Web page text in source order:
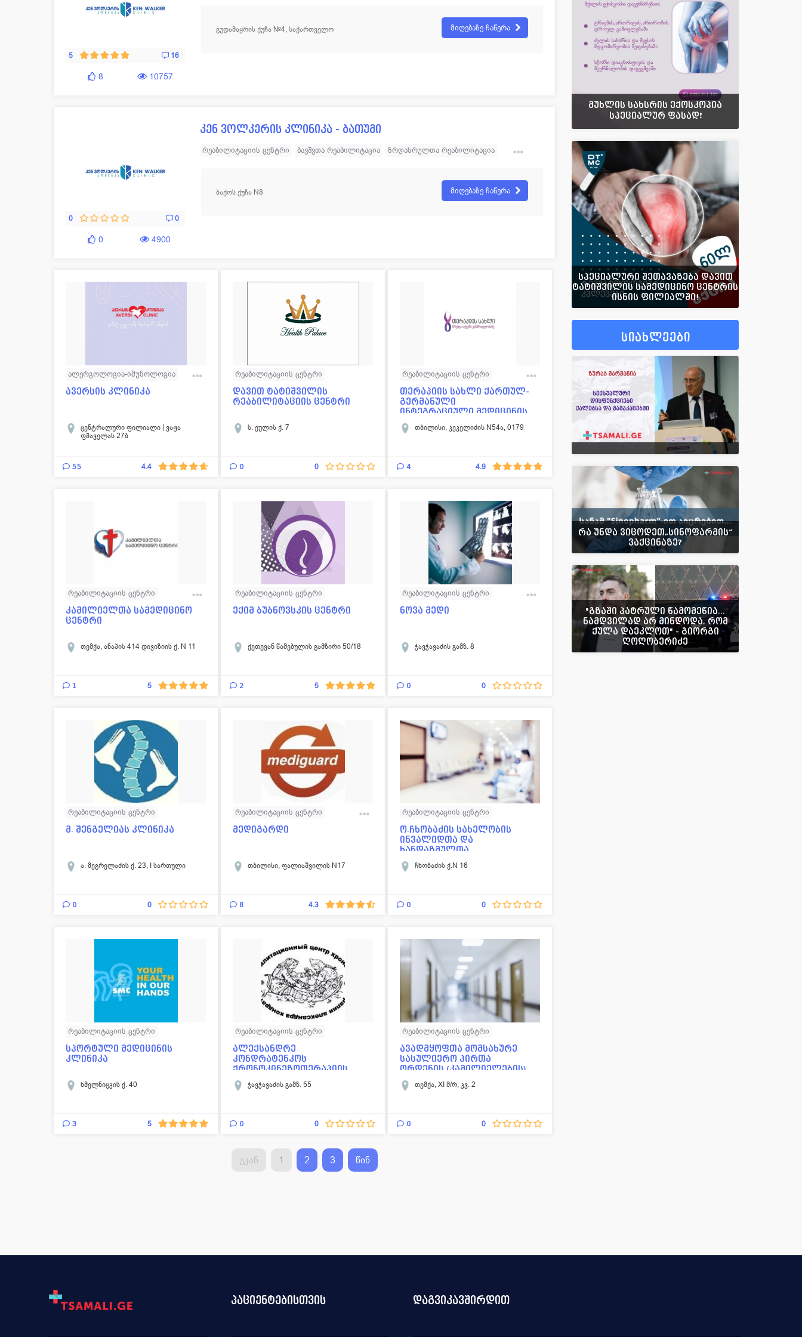
5 16
8 10757
გუდამაყრის ქუჩა №4, საქართველო მიღებაზე ჩაწერა
0 0
0 4900
კენ ვოლკერის კლინიკა - ბათუმი
რეაბილიტაციის ცენტრი ბავშვთა რეაბილიტაცია
ზრდასრულთა რეაბილიტაცია
ბაქოს ქუჩა N8 მიღებაზე ჩაწერა
ალერგოლოგია-იმუნოლოგია
გინეკოლოგია
ენდოკრინოლოგია
ნევროლოგია
ნეიროქირურგია
ონკოლოგია
ოფთალმოლოგია
პედიატრია
პლასტიკური ქირურგია
ანგიოლოგია
მამოლოგია
კოსმეტოლოგია
გასტროენტეროლოგია
ლაზერული ეპილაცია
გადაუდებელი დახმარება
ბირთვული მედიცინა
ავერსის კლინიკა
ცენტრალური ფილიალი | ვაჟა
ფშაველას 27ბ
55 4.4
რეაბილიტაციის ცენტრი
დავით ტატიშვილის
რეაბილიტაციის ცენტრი
ს. ეულის ქ. 7
0 0
რეაბილიტაციის ცენტრი
სამედიცინო ცენტრები
თერაპიის სახლი ქართულ-
გერმანული
ინტეგრაციული მედიცინის
ცენტრი ...
თბილისი, კეკელიძის N54ა, 0179
4 4.9
რეაბილიტაციის ცენტრი
დიაგნოსტიკა
კამილიელთა სამედიცინო
ცენტრი
თემქა, ანაპის 414 დივიზიის ქ. N 11
1 5
რეაბილიტაციის ცენტრი
ექიმ ბუბნოვსკის ცენტრი
ქეთევან წამებულის გამზირი 50/18
2 5
რეაბილიტაციის ცენტრი
დიაგნოსტიკა
ნოვა მედი
ჭავჭავაძის გამზ. 8
0 0
რეაბილიტაციის ცენტრი
მ. შენგელიას კლინიკა
ა. მეგრელაძის ქ. 23, I სართული
0 0
რეაბილიტაციის ცენტრი
დიაგნოსტიკა
მედიგარდი
თბილისი, ფალიაშვილის N17
8 4.3
რეაბილიტაციის ცენტრი
ო.ჩხობაძის სახელობის
ინვალიდთა და
ხანდაზმულთა
სამკურნალო სარეაბილ...
ჩხობაძის ქ.N 16
0 0
რეაბილიტაციის ცენტრი
სპორტული მედიცინის
კლინიკა
ხმელნიცკის ქ. 40
3 5
რეაბილიტაციის ცენტრი
ალექსანდრე
კონდრატენკოს
ქრონოკინეზოთერაპიის
სარეაბილიტაციო
ცენტრი...
ჭავჭავაძის გამზ. 55
0 0
რეაბილიტაციის ცენტრი
ავადმყოფთა მომსახურე
სასულიერო პირთა
ორდენის (კამილიელების)
ფილია...
თემქა, XI მ/რ, კვ. 2
0 0
უკან 1 2 3 წინ
მუხლის სახსრის ექოსკოპია
სპეციალურ ფასად❗️
სპეციალური შეთავაზება დავით
ტატიშვილის სამედიცინო ცენტრის
ისნის ფილიალში!
სიახლეები
რა უნდა ვიცოდეთ„სინოფარმის“
ვაქცინაზე?
"გზაში პატრული წამომეწია...
ნამდვილად არ მინდოდა, რომ
ქულა დაეკლოთ" - გიორგი
ღოღობერიძე
პაციენტებისთვის დაგვიკავშირდით